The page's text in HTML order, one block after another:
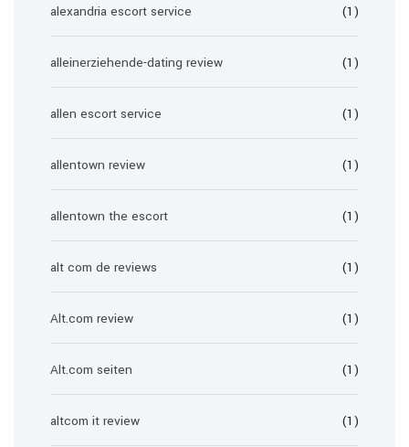
alexandria escort service (1)
alleinerziehende-dating review (1)
allen escort service (1)
allentown review (1)
allentown the escort (1)
alt com de reviews (1)
Alt.com review (1)
Alt.com seiten (1)
altcom it review (1)